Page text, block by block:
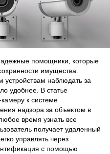
помощники, которые
имущества.
устройствам наблюдать за
удобнее. В статье
к системе
надзора за объектом в
время узнать все
получает удаленный
управлять через
с помощью